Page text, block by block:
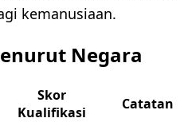
kemanusiaan.
Negara
Skor
Kualifikasi
Catatan